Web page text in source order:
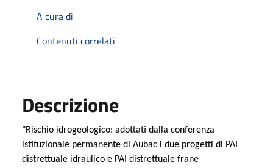
A cura di
Contenuti correlati
Descrizione
"Rischio idrogeologico: adottati dalla conferenza
istituzionale permanente di Aubac i due progetti di PAI
distrettuale idraulico e PAI distrettuale frane